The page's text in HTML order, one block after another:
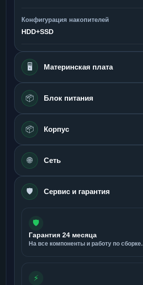
Конфигурация накопителей
HDD+SSD
🖥️ Материнская плата
📦 Блок питания
📦 Корпус
🌐 Сеть
🛡️ Сервис и гарантия
🛡️
Гарантия 24 месяца
На все компоненты и работу по сборке.
⚡